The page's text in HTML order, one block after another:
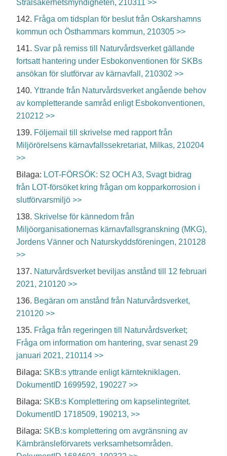
Strålsäkerhetsmyndigheten, 210311 >>
142. Fråga om tidsplan för beslut från Oskarshamns
kommun och Östhammars kommun, 210305 >>
141. Svar på remiss till Naturvårdsverket gällande
fortsatt hantering under Esbokonventionen för SKBs
ansökan för slutförvar av kärnavfall, 210302 >>
140. Yttrande från Naturvårdsverket angående behov
av kompletterande samråd enligt Esbokonventionen,
210212 >>
139. Följemail till skrivelse med rapport från
Miljörörelsens kärnavfallssekretariat, Milkas, 210204
>>
Bilaga: LOT-FÖRSÖK: S2 OCH A3, Svagt bidrag
från LOT-försöket kring frågan om kopparkorrosion i
slutförvarsmiljö >>
138. Skrivelse för kännedom från
Miljöorganisationernas kärnavfallsgranskning (MKG),
Jordens Vänner och Naturskyddsföreningen, 210128
>>
137. Naturvårdsverket beviljas anstånd till 12 februari
2021, 210120 >>
136. Begäran om anstånd från Naturvårdsverket,
210120 >>
135. Fråga från regeringen till Naturvårdsverket;
Fråga om information om hantering, svar senast 29
januari 2021, 210114 >>
Bilaga: SKB:s yttrande enligt kärntekniklagen.
DokumentID 1699592, 190227 >>
Bilaga: SKB:s Komplettering om kapselintegritet.
DokumentID 1718509, 190213, >>
Bilaga: SKB:s komplettering om avgränsning av
Kärnbränsleförvarets verksamhetsområden.